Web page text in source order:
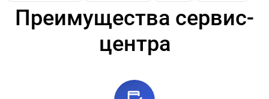
Преимущества сервис-
центра